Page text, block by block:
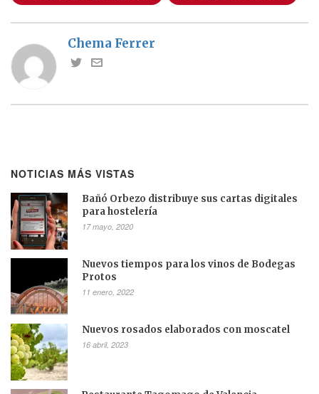
Chema Ferrer
NOTICIAS MÁS VISTAS
Bañó Orbezo distribuye sus cartas digitales
para hostelería
17 mayo, 2020
Nuevos tiempos para los vinos de Bodegas
Protos
11 enero, 2022
Nuevos rosados elaborados con moscatel
16 abril, 2023